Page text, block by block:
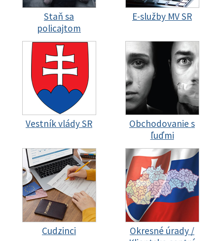
Staň sa
policajtom
E-služby MV SR
Vestník vlády SR
Obchodovanie s
ľuďmi
Cudzinci
Okresné úrady /